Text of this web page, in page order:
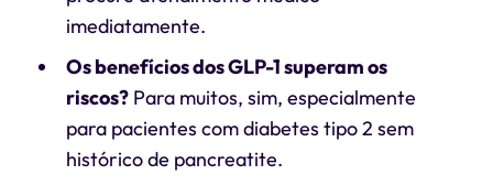
imediatamente.
Os benefícios dos GLP-1 superam os
riscos?Para muitos, sim, especialmente
para pacientes com diabetes tipo 2 sem
histórico de pancreatite.